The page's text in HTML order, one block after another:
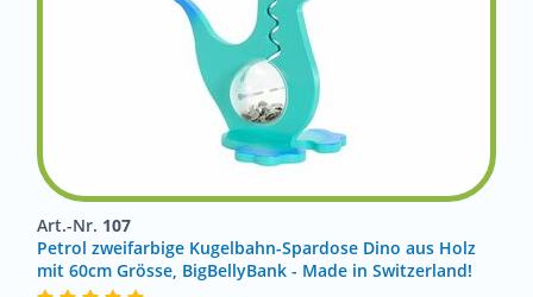
Art.-Nr. 107
Petrol zweifarbige Kugelbahn-Spardose Dino aus Holz
mit 60cm Grösse, BigBellyBank - Made in Switzerland!